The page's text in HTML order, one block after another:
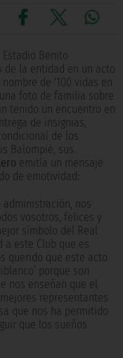
Benito
de la entidad en un acto
de '100 vidas en
foto de familia sobre
tenido un encuentro en
de insignias,
de los
Balompié, sus
emitía un mensaje
de emotividad:
nos
vosotros, felices y
símbolo del Real
a este Club que es
querido que este acto
porque son
nos enseñan que el
representantes
que nos ha permitido
que los sueños